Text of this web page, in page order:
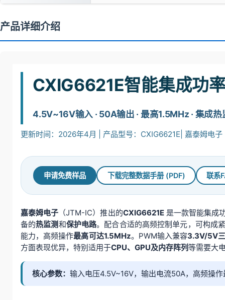
产品详细介绍
CXIG6621E智能集成功
4.5V~16V输入 · 50A输出 · 最高1.5MHz · 集成热
更新时间：2026年4月 | 产品型号：CXIG6621E| 嘉泰姆电
申请免费样品 下载完整数据手册 (PDF) 联系
嘉泰姆电子 （JTM-IC）推出的CXIG6621E是一款智能集成
备的热监测和保护电路。配合合适的高频控制单元，可构成
能力，高频操作最高可达1.5MHz。PWM输入兼容3.3V/5V
方面表现优异，特别适用于CPU、GPU及内存阵列等需要大
核心参数：输入电压4.5V~16V，输出电流50A，高频操